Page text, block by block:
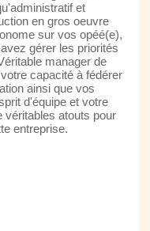
et
en gros oeuvre
sur vos opéé(e),
gérer les priorités
manager de
capacité à fédérer
ainsi que vos
d'équipe et votre
véritables atouts pour
entreprise.